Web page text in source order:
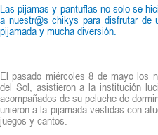
Las pijamas y pantuflas no solo se
a nuestr@s chikys para disfrutar de
pijamada y mucha diversión.
El pasado miércoles 8 de mayo los
del Sol, asistieron a la institución
acompañados de su peluche de
unieron a la pijamada vestidas con
juegos y cantos.